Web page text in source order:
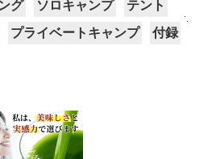
グ
ソロキャンプ
テント
プライベートキャンプ
付録